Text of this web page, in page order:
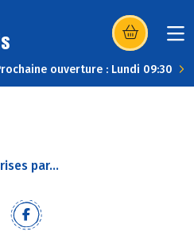
(s’ouvre dans
ouverture : Lundi 09:30
par...